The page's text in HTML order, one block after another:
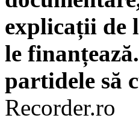
explicații de
le
partidele să
Recorder.ro